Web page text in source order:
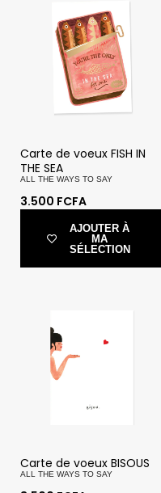
Carte de voeux FISH IN
THE SEA
ALL THE WAYS TO SAY
3.500 FCFA
AJOUTER À
MA
SÉLECTION
Carte de voeux BISOUS
ALL THE WAYS TO SAY